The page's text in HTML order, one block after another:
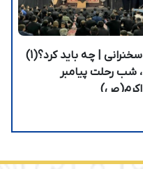
سخنرانی | چه باید کرد؟(1)
، شب رحلت پیامبر
اکرم(ص)